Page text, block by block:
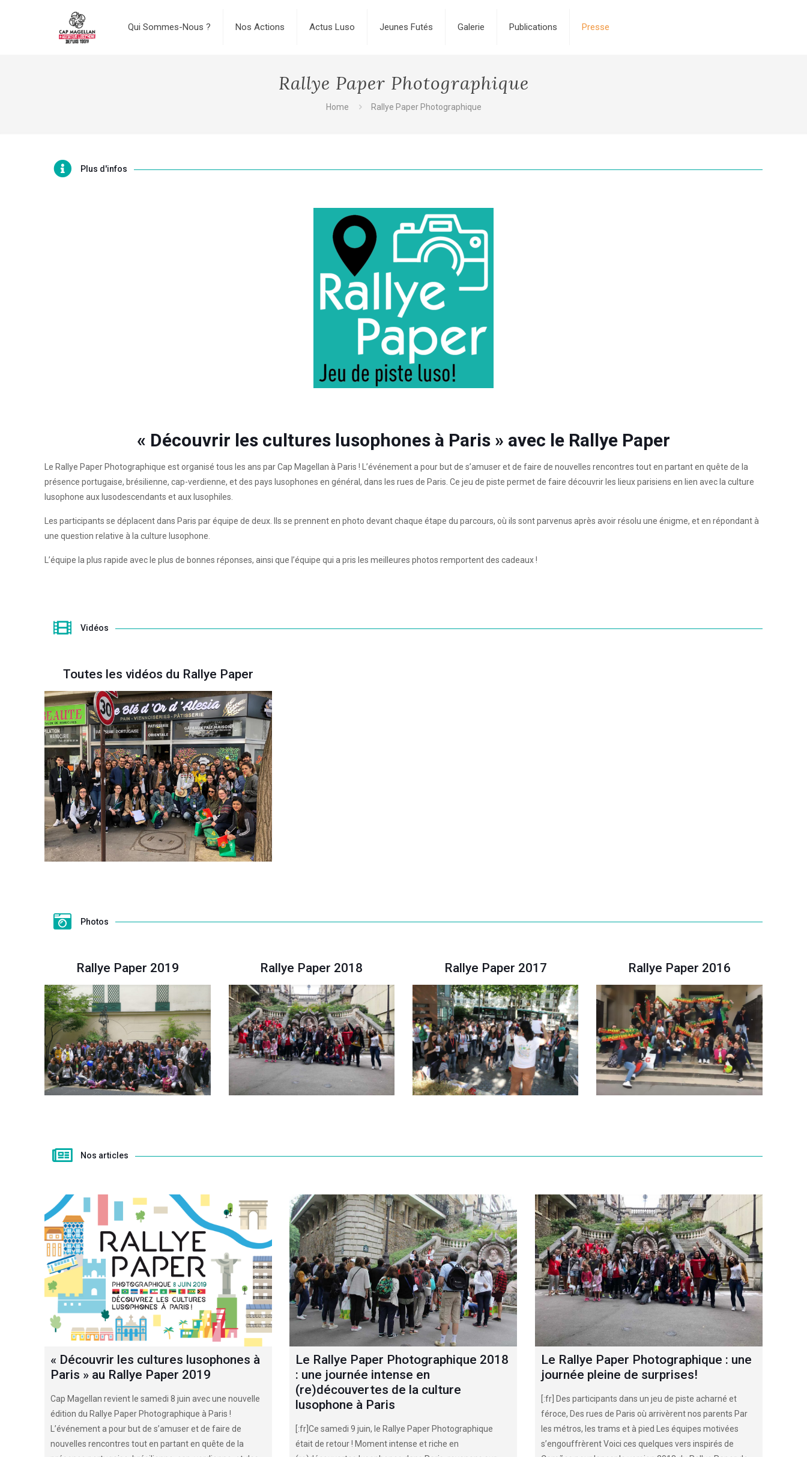
Qui Sommes-Nous ? Nos Actions Actus Luso Jeunes Futés Galerie Publications Presse
Rallye Paper Photographique
Home Rallye Paper Photographique
Plus d'infos
« Découvrir les cultures lusophones à Paris » avec le Rallye Paper
Le Rallye Paper Photographique est organisé tous les ans par Cap Magellan à Paris ! L’événement a pour but de s’amuser et de faire de nouvelles rencontres tout en partant en quête de la
présence portugaise, brésilienne, cap-verdienne, et des pays lusophones en général, dans les rues de Paris. Ce jeu de piste permet de faire découvrir les lieux parisiens en lien avec la culture
lusophone aux lusodescendants et aux lusophiles.
Les participants se déplacent dans Paris par équipe de deux. Ils se prennent en photo devant chaque étape du parcours, où ils sont parvenus après avoir résolu une énigme, et en répondant à
une question relative à la culture lusophone.
L’équipe la plus rapide avec le plus de bonnes réponses, ainsi que l’équipe qui a pris les meilleures photos remportent des cadeaux !
Vidéos
Toutes les vidéos du Rallye Paper
Photos
Rallye Paper 2019 Rallye Paper 2018 Rallye Paper 2017 Rallye Paper 2016
Nos articles
« Découvrir les cultures lusophones à
Paris » au Rallye Paper 2019
Cap Magellan revient le samedi 8 juin avec une nouvelle
édition du Rallye Paper Photographique à Paris !
L’événement a pour but de s’amuser et de faire de
nouvelles rencontres tout en partant en quête de la
Le Rallye Paper Photographique 2018
: une journée intense en
(re)découvertes de la culture
lusophone à Paris
[:fr]Ce samedi 9 juin, le Rallye Paper Photographique
était de retour ! Moment intense et riche en
Le Rallye Paper Photographique : une
journée pleine de surprises!
[:fr] Des participants dans un jeu de piste acharné et
féroce, Des rues de Paris où arrivèrent nos parents Par
les métros, les trams et à pied Les équipes motivées
s’engouffrèrent Voici ces quelques vers inspirés de